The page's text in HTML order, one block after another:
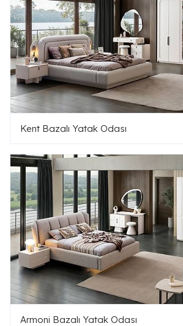
Kent Bazalı Yatak Odası
Armoni Bazalı Yatak Odası